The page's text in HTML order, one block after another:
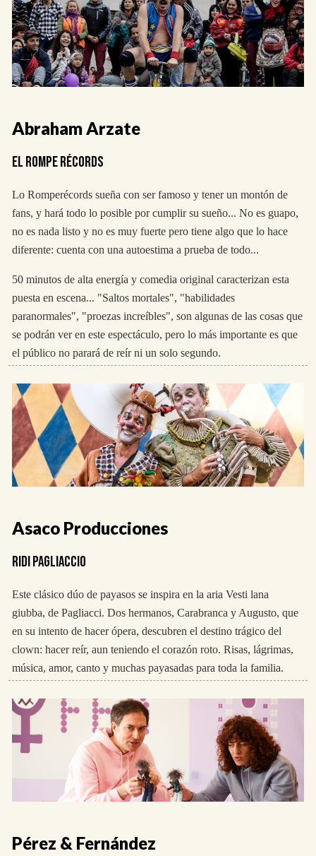
Abraham Arzate
EL ROMPE RÉCORDS
Lo Romperécords sueña con ser famoso y tener un montón de
fans, y hará todo lo posible por cumplir su sueño... No es guapo,
no es nada listo y no es muy fuerte pero tiene algo que lo hace
diferente: cuenta con una autoestima a prueba de todo...
50 minutos de alta energía y comedia original caracterizan esta
puesta en escena... "Saltos mortales", "habilidades
paranormales", "proezas increíbles", son algunas de las cosas que
se podrán ver en este espectáculo, pero lo más importante es que
el público no parará de reír ni un solo segundo.
Asaco Producciones
RIDI PAGLIACCIO
Este clásico dúo de payasos se inspira en la aria Vesti lana
giubba, de Pagliacci. Dos hermanos, Carabranca y Augusto, que
en su intento de hacer ópera, descubren el destino trágico del
clown: hacer reír, aun teniendo el corazón roto. Risas, lágrimas,
música, amor, canto y muchas payasadas para toda la familia.
Pérez & Fernández